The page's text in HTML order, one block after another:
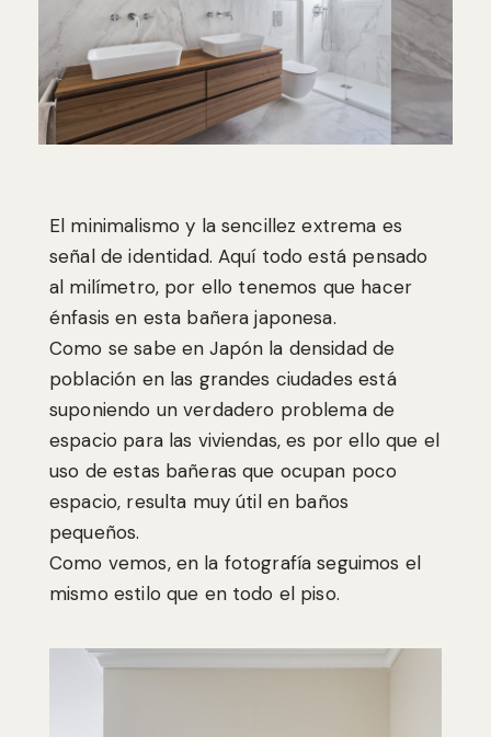
El minimalismo y la sencillez extrema es
señal de identidad. Aquí todo está pensado
al milímetro, por ello tenemos que hacer
énfasis en esta bañera japonesa.
Como se sabe en Japón la densidad de
población en las grandes ciudades está
suponiendo un verdadero problema de
espacio para las viviendas, es por ello que el
uso de estas bañeras que ocupan poco
espacio, resulta muy útil en baños
pequeños.
Como vemos, en la fotografía seguimos el
mismo estilo que en todo el piso.